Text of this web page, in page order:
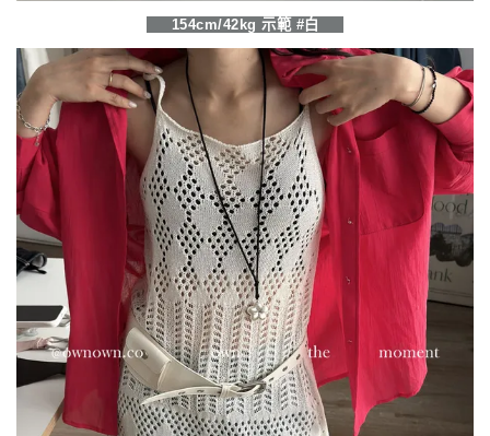
154cm/42kg 示範 #白